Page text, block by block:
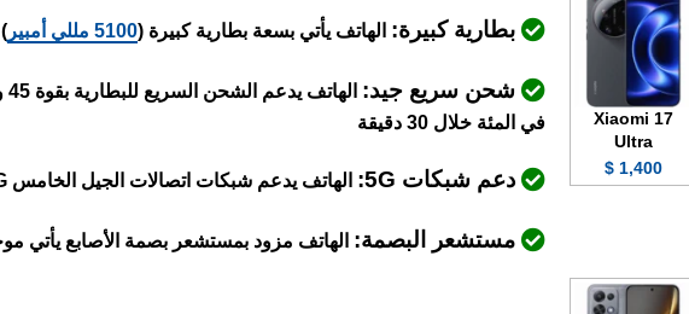
بطارية كبيرة: الهاتف يأتي بسعة بطارية كبيرة (5100 مللي أمبير )
شحن سريع جيد:
في المئة خلال 30 دقيقة
دعم شبكات 5G: الهاتف يدعم شبكات اتصالات الجيل الخامس 5G
مستشعر البصمة: الهاتف مزود بمستشعر بصمة الأصابع يأتي
Xiaomi 17
Ultra
1,400 $